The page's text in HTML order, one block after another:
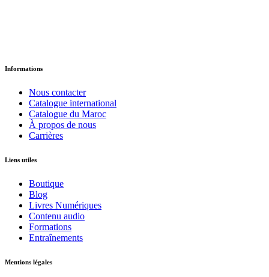
Informations
Nous contacter
Catalogue international
Catalogue du Maroc
À propos de nous
Carrières
Liens utiles
Boutique
Blog
Livres Numériques
Contenu audio
Formations
Entraînements
Mentions légales